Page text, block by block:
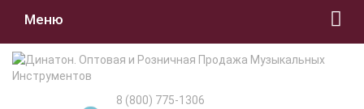
Меню
8 (800) 775-1306